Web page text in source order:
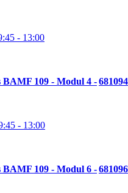
- 13:00
109 - Modul 4 -681094
- 13:00
109 - Modul 6 -681096